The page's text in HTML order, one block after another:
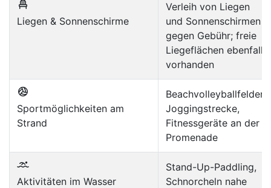
Liegen & Sonnenschirme
Verleih von Liegen
und Sonnenschirmen
gegen Gebühr; freie
Liegeflächen ebenfalls
vorhanden
Sportmöglichkeiten am
Strand
Beachvolleyballfelder,
Joggingstrecke,
Fitnessgeräte an der
Promenade
Aktivitäten im Wasser
Stand-Up-Paddling,
Schnorcheln nahe